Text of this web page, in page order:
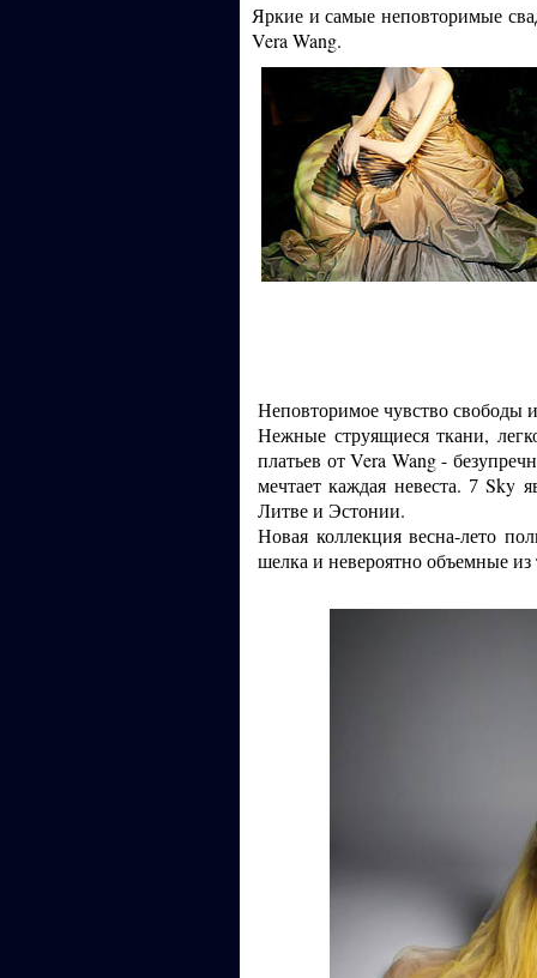
Яркие и самые неповторимые
Vera Wang.
Неповторимое чувство свободы
Нежные струящиеся ткани,
платьев от Vera Wang -
мечтает каждая невеста. 7 Sky
Литве и Эстонии.
Новая коллекция весна-лето
шелка и невероятно объемные